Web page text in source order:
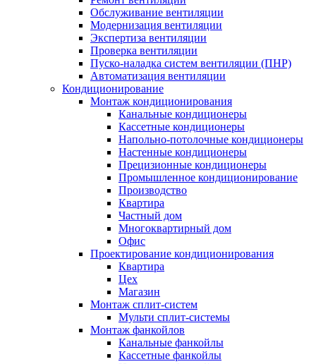
Обслуживание вентиляции
Модернизация вентиляции
Экспертиза вентиляции
Проверка вентиляции
Пуско-наладка систем вентиляции (ПНР)
Автоматизация вентиляции
Кондиционирование
Монтаж кондиционирования
Канальные кондиционеры
Кассетные кондиционеры
Напольно-потолочные кондиционеры
Настенные кондиционеры
Прецизионные кондиционеры
Промышленное кондиционирование
Производство
Квартира
Частный дом
Многоквартирный дом
Офис
Проектирование кондиционирования
Квартира
Цех
Магазин
Монтаж сплит-систем
Мульти сплит-системы
Монтаж фанкойлов
Канальные фанкойлы
Кассетные фанкойлы